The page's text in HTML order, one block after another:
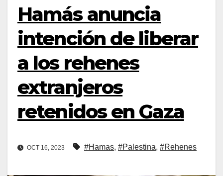
Hamás anuncia
intención de liberar
a los rehenes
extranjeros
retenidos en Gaza
OCT 16, 2023 #Hamas, #Palestina, #Rehenes